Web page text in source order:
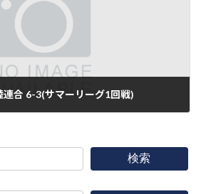
連合 6-3(サマーリーグ1回戦)
検索